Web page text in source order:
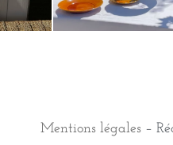
Mentions légales–